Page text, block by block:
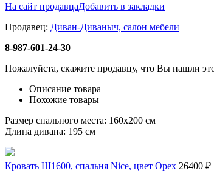
На сайт продавцаДобавить в закладки
Продавец: Диван-Диваныч, салон мебели
8-987-601-24-30
Пожалуйста, скажите продавцу, что Вы нашли
Описание товара
Похожие товары
Размер спального места: 160х200 см
Длина дивана: 195 см
Кровать Ш1600, спальня Nice, цвет Орех 26400 ₽